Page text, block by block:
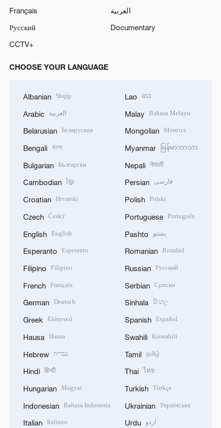
Français
العربية
Русский
Documentary
CCTV+
CHOOSE YOUR LANGUAGE
Albanian Shqip
Arabic العربية
Belarusian Беларуская
Bengali বাংলা
Bulgarian Български
Cambodian ខ្មែរ
Croatian Hrvatski
Czech Český
English English
Esperanto Esperanto
Filipino Filipino
French Français
German Deutsch
Greek Ελληνικά
Hausa Hausa
Hebrew עברית
Hindi हिन्दी
Hungarian Magyar
Indonesian Bahasa Indonesia
Italian Italiano
Lao ລາວ
Malay Bahasa Melayu
Mongolian Монгол
Myanmar မြန်မာဘာသာ
Nepali नेपाली
Persian فارسی
Polish Polski
Portuguese Português
Pashto پښتو
Romanian Română
Russian Русский
Serbian Српски
Sinhala සිංහල
Spanish Español
Swahili Kiswahili
Tamil தமிழ்
Thai ไทย
Turkish Türkçe
Ukrainian Українська
Urdu اردو